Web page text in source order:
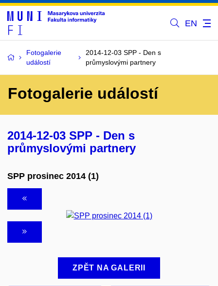
EN
Fotogalerie
událostí
2014-12-03 SPP - Den s
průmyslovými partnery
Fotogalerie událostí
2014-12-03 SPP - Den s
průmyslovými partnery
SPP prosinec 2014 (1)
ZPĚT NA GALERII